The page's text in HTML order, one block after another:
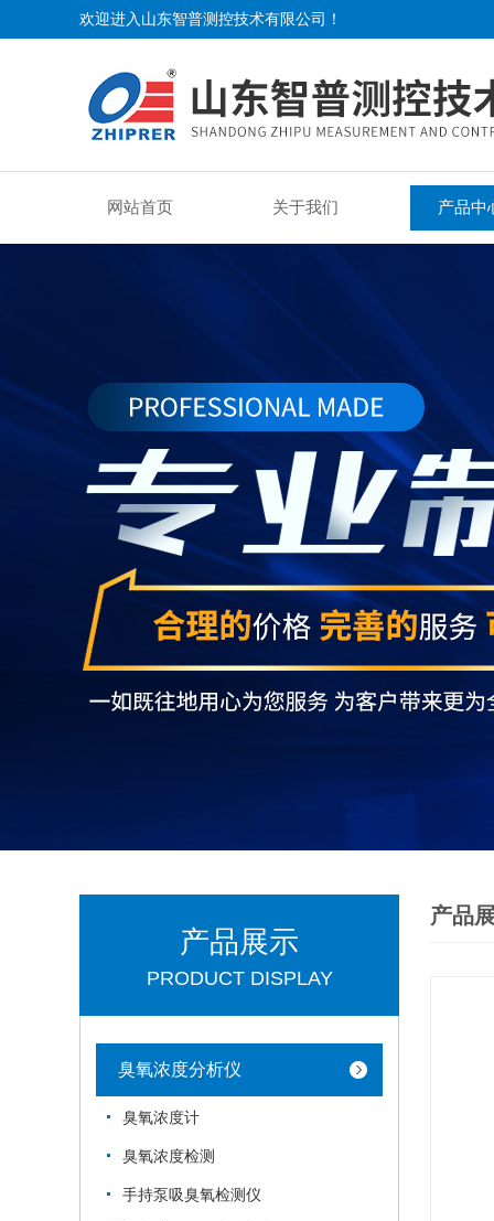
欢迎进入山东智普测控技术有限公司！
网站首页 关于我们 产品中
产品展示
PRODUCT DISPLAY
臭氧浓度分析仪
臭氧浓度计
臭氧浓度检测
手持泵吸臭氧检测仪
产品